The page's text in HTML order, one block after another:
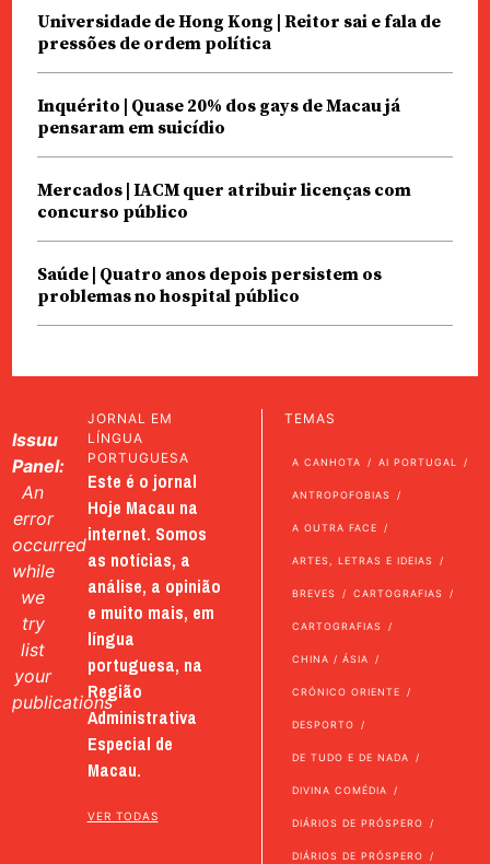
Universidade de Hong Kong | Reitor sai e fala de
pressões de ordem política
Inquérito | Quase 20% dos gays de Macau já
pensaram em suicídio
Mercados | IACM quer atribuir licenças com
concurso público
Saúde | Quatro anos depois persistem os
problemas no hospital público
Issuu
Panel:
An
error
occurred
while
we
try
list
your
publications
JORNAL EM
LÍNGUA
PORTUGUESA
Este é o jornal
Hoje Macau na
internet. Somos
as notícias, a
análise, a opinião
e muito mais, em
língua
portuguesa, na
Região
Administrativa
Especial de
Macau.
VER TODAS
TEMAS
A CANHOTA AI PORTUGAL
ANTROPOFOBIAS
A OUTRA FACE
ARTES, LETRAS E IDEIAS
BREVES CARTOGRAFIAS
CARTOGRAFIAS
CHINA / ÁSIA
CRÓNICO ORIENTE
DESPORTO
DE TUDO E DE NADA
DIVINA COMÉDIA
DIÁRIOS DE PRÓSPERO
DIÁRIOS DE PRÓSPERO